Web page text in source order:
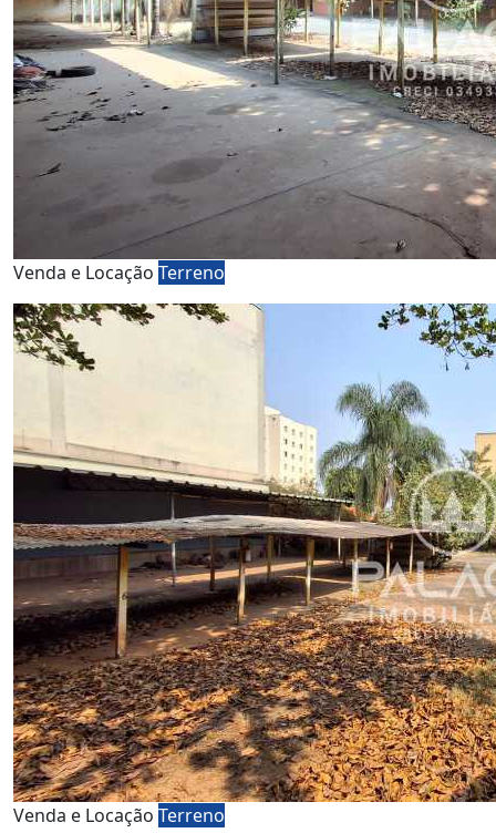
Venda e Locação Terreno
Venda e Locação Terreno